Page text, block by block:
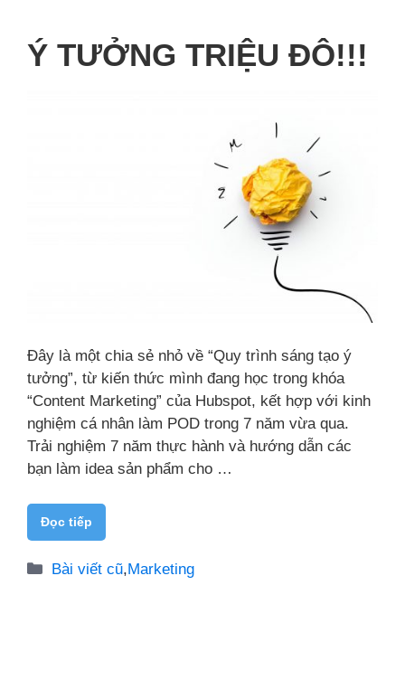
Ý TƯỞNG TRIỆU ĐÔ!!!
Đây là một chia sẻ nhỏ về “Quy trình sáng tạo ý
tưởng”, từ kiến thức mình đang học trong khóa
“Content Marketing” của Hubspot, kết hợp với kinh
nghiệm cá nhân làm POD trong 7 năm vừa qua.
Trải nghiệm 7 năm thực hành và hướng dẫn các
bạn làm idea sản phẩm cho …
Đọc tiếp
Danh
Bài viết cũ,Marketing